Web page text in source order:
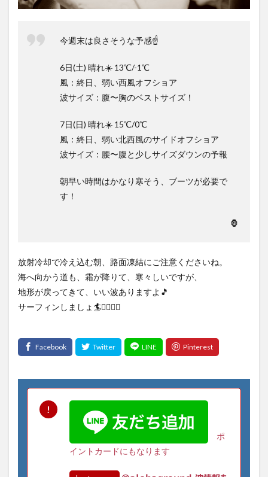
今週末は良さそうな予感☝️
6日(土) 晴れ☀️ 13℃/-1℃
風：終日、弱い西風オフショア
波サイズ：腹〜胸のベストサイズ！
7日(日) 晴れ☀️ 15℃/0℃
風：終日、弱い北西風のサイドオフショア
波サイズ：腰〜腹と少しサイズダウンの予報
朝早い時間はかなり寒そう、ブーツが必要で
す！
🦍
放射冷却で冷え込む朝、路面凍結にご注意くださいね。
海へ向かう道も、霜が降りて、寒々しいですが、
地形が戻ってきて、いい波ありますよ🎵
サーフィンしましょ🏄🏄‍♀️🏄‍♂️
ポ
イントカードにもなります